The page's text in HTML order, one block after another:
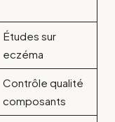
Études sur
eczéma
Contrôle qualité
composants